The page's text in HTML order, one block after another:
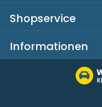
Shopservice
Informationen